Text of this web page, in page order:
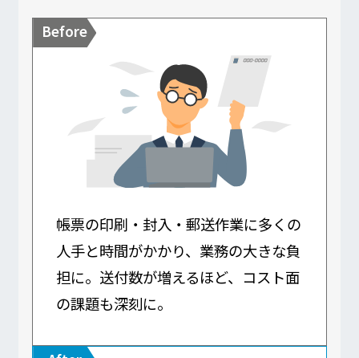
帳票の印刷・封入・郵送作業に多くの
人手と時間がかかり、業務の大きな負
担に。送付数が増えるほど、コスト面
の課題も深刻に。